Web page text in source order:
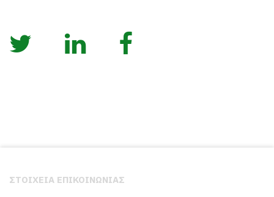
ΣΤΟΙΧΕΙΑ ΕΠΙΚΟΙΝΩΝΙΑΣ